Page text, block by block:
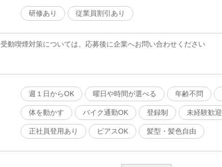
研修あり
従業員割引あり
受動喫煙対策については、応募後に企業へお問い合わせください
週１日からOK
曜日や時間が選べる 年齢不問
体を動かす バイク通勤OK 登録制 未経験歓迎
正社員登用あり ピアスOK 髪型・髪色自由